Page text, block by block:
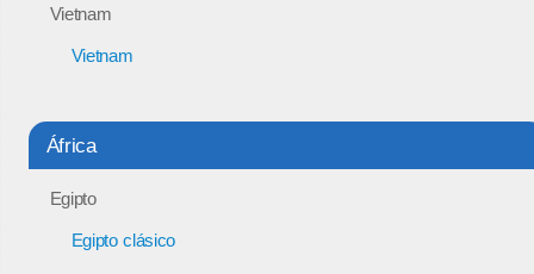
Vietnam
Vietnam
África
Egipto
Egipto clásico